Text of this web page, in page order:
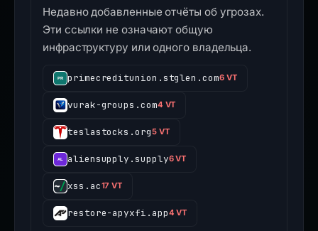
Недавно добавленные отчёты об угрозах.
Эти ссылки не означают общую
инфраструктуру или одного владельца.
primecreditunion.stglen.com6 VT
vurak-groups.com4 VT
teslastocks.org5 VT
aliensupply.supply6 VT
xss.ac17 VT
restore-apyxfi.app4 VT